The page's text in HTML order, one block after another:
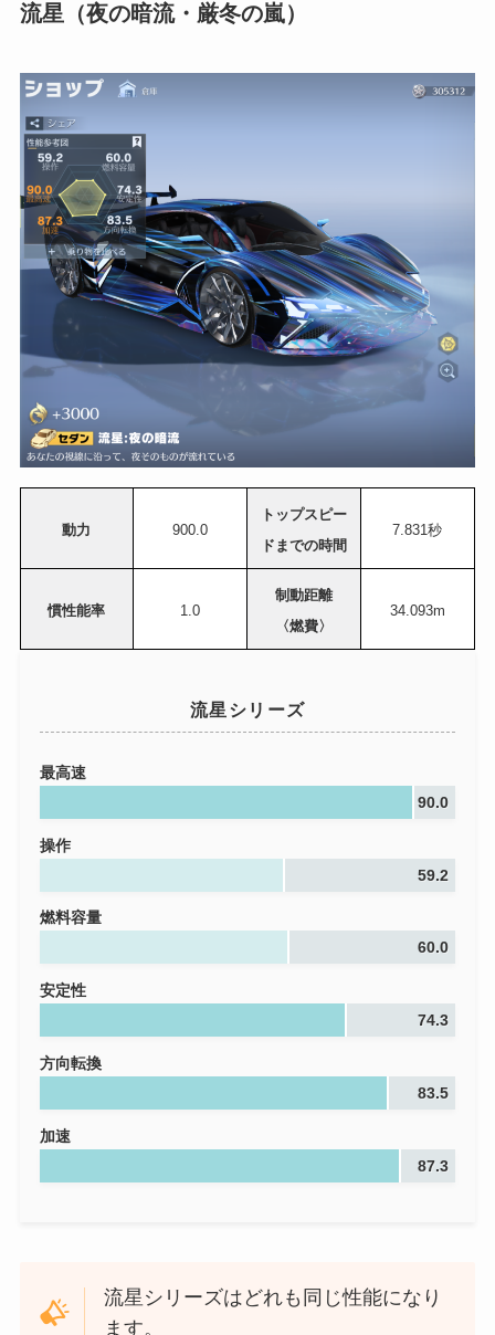
流星（夜の暗流・厳冬の嵐）
動力 900.0
トップスピー
ドまでの時間
7.831秒
慣性能率 1.0
制動距離
〈燃費〉
34.093m
流星シリーズ
最高速
90.0
操作
59.2
燃料容量
60.0
安定性
74.3
方向転換
83.5
加速
87.3
流星シリーズはどれも同じ性能になり
ます。